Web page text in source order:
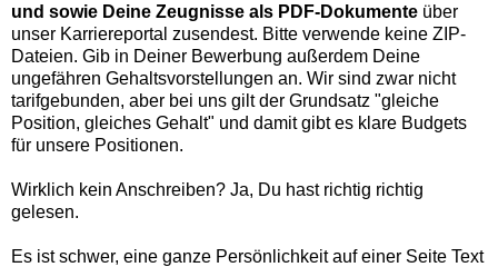
und sowie Deine Zeugnisse als PDF-Dokumente über
unser Karriereportal zusendest. Bitte verwende keine ZIP-
Dateien. Gib in Deiner Bewerbung außerdem Deine
ungefähren Gehaltsvorstellungen an. Wir sind zwar nicht
tarifgebunden, aber bei uns gilt der Grundsatz "gleiche
Position, gleiches Gehalt" und damit gibt es klare Budgets
für unsere Positionen.
Wirklich kein Anschreiben? Ja, Du hast richtig richtig
gelesen.
Es ist schwer, eine ganze Persönlichkeit auf einer Seite Text